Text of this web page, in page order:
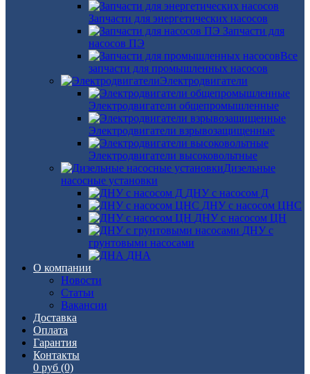
Запчасти для энергетических насосов
Запчасти для
насосов ПЭ
Все
запчасти для промышленных насосов
Электродвигатели
Электродвигатели общепромышленные
Электродвигатели взрывозащищенные
Электродвигатели высоковольтные
Дизельные
насосные установки
ДНУ с насосом Д
ДНУ с насосом ЦНС
ДНУ с насосом ЦН
ДНУ с
грунтовыми насосами
ДНА
О компании
Новости
Статьи
Вакансии
Доставка
Оплата
Гарантия
Контакты
0 руб (0)